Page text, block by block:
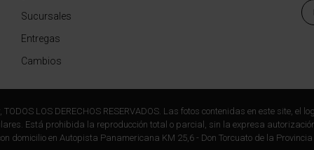
Sucursales
Entregas
Cambios
LOS DERECHOS RESERVADOS. Las fotos contenidas en este site, el
Está prohibida la reproducción total o parcial, sin la expresa
domicilio en Autopista Panamericana KM 25,6 - Don Torcuato de la